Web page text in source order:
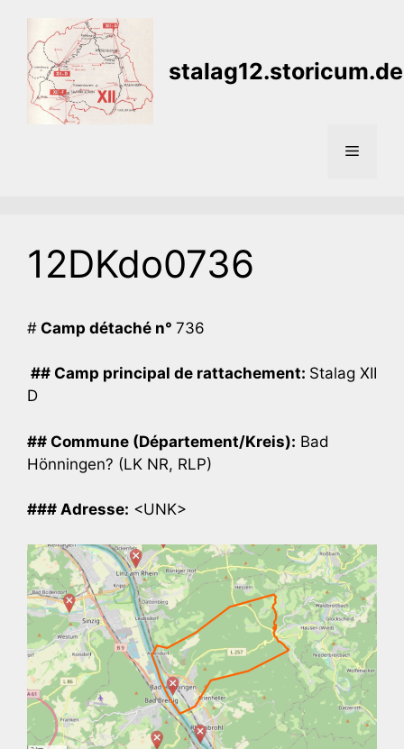
contenu
stalag12.storicum.de
Menu
12DKdo0736
# Camp détaché n° 736
## Camp principal de rattachement: Stalag XII
D
## Commune (Département/Kreis): Bad
Hönningen? (LK NR, RLP)
### Adresse: <UNK>